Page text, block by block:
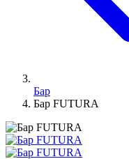
Бар
Бар FUTURA